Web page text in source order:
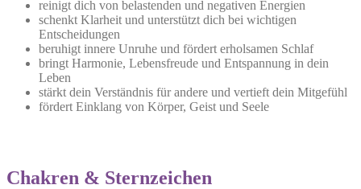
reinigt dich von belastenden und negativen Energien
schenkt Klarheit und unterstützt dich bei wichtigen
Entscheidungen
beruhigt innere Unruhe und fördert erholsamen Schlaf
bringt Harmonie, Lebensfreude und Entspannung in dein
Leben
stärkt dein Verständnis für andere und vertieft dein Mitgefühl
fördert Einklang von Körper, Geist und Seele
Chakren & Sternzeichen